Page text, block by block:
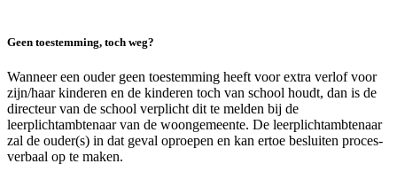
Geen toestemming, toch weg?
Wanneer een ouder geen toestemming heeft voor extra verlof voor
zijn/haar kinderen en de kinderen toch van school houdt, dan is de
directeur van de school verplicht dit te melden bij de
leerplichtambtenaar van de woongemeente. De leerplichtambtenaar
zal de ouder(s) in dat geval oproepen en kan ertoe besluiten proces-
verbaal op te maken.